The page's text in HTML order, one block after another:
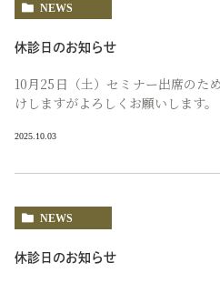
NEWS
休診日のお知らせ
10月25日（土）セミナー出席のた
けしますがよろしくお願いします。
2025.10.03
NEWS
休診日のお知らせ